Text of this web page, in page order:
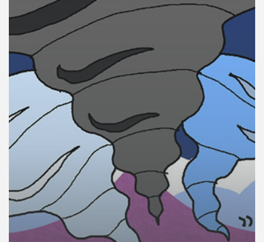
คุณ
เพลง
บทความ
ข่าว
กิจกรรม
เกี่ยว
กับ